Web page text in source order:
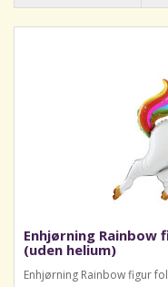
Enhjørning Rainbow
(uden helium)
Enhjørning Rainbow figur